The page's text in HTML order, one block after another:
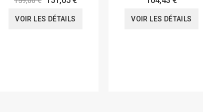
VOIR LES DÉTAILS VOIR LES DÉTAILS